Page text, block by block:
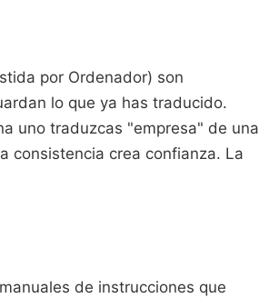
por Ordenador) son
lo que ya has traducido.
uno traduzcas "empresa" de una
consistencia crea confianza. La
de instrucciones que